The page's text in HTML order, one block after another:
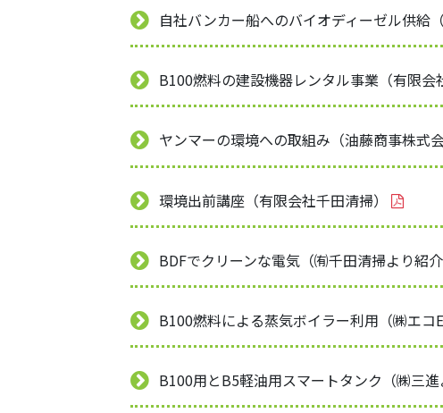
自社バンカー船へのバイオディーゼル供給
B100燃料の建設機器レンタル事業（有限会
ヤンマーの環境への取組み（油藤商事株式会
環境出前講座（有限会社千田清掃）
BDFでクリーンな電気（㈲千田清掃より紹介
B100燃料による蒸気ボイラー利用（㈱エコ
B100用とB5軽油用スマートタンク（㈱三進